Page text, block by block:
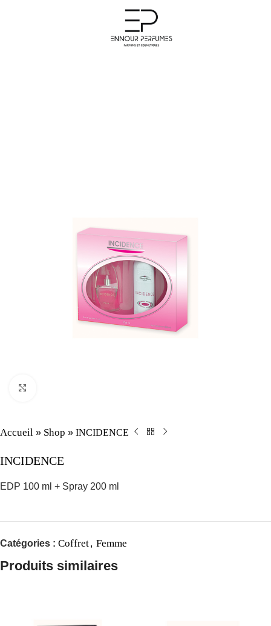
Accueil » Shop » INCIDENCE
INCIDENCE
EDP 100 ml + Spray 200 ml
Catégories : Coffret, Femme
Produits similaires